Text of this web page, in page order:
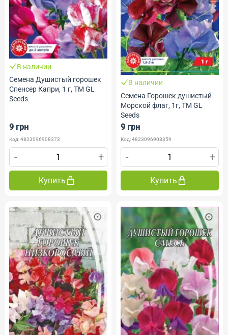
В наличии
Семена Душистый горошек
Спенсер Капри, 1 г, ТМ GL
Seeds
9 грн
Код: 4823096908373
- +
Купить
В наличии
Семена Горошек душистый
Морской флаг, 1г, ТМ GL
Seeds
9 грн
Код: 4823096908359
- +
Купить